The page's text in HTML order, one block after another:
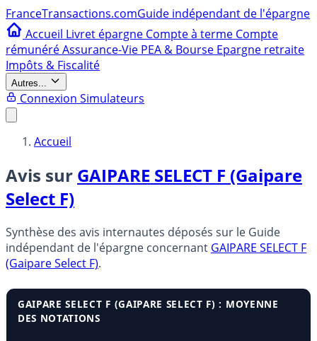
FranceTransactions.comGuide indépendant de l'épargne
Accueil Livret épargne Compte à terme Compte
rémunéréAssurance-Vie PEA & Bourse Epargne retraite
Impôts & Fiscalité
Autres...
Connexion Simulateurs
Accueil
Avis sur GAIPARE SELECT F (Gaipare
Select F)
Synthèse des avis internautes déposés sur le Guide
indépendant de l'épargne concernant GAIPARE SELECT F
(Gaipare Select F).
GAIPARE SELECT F (GAIPARE SELECT F) : MOYENNE
DES NOTATIONS